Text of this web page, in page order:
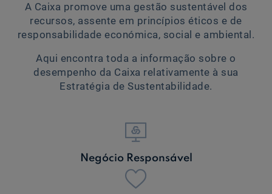
Empresas
Ajuda Empresas
Aderir ao Caixadirecta Particulares
Aderir ao Caixadirecta Empresas
Faça download da App Caixadirecta
Recomendações de Segurança
A Caixa promove uma gestão sustentável dos
recursos, assente em princípios éticos e de
responsabilidade económica, social e ambiental.
Aqui encontra toda a informação sobre o
desempenho da Caixa relativamente à sua
Estratégia de Sustentabilidade.
Negócio Responsável